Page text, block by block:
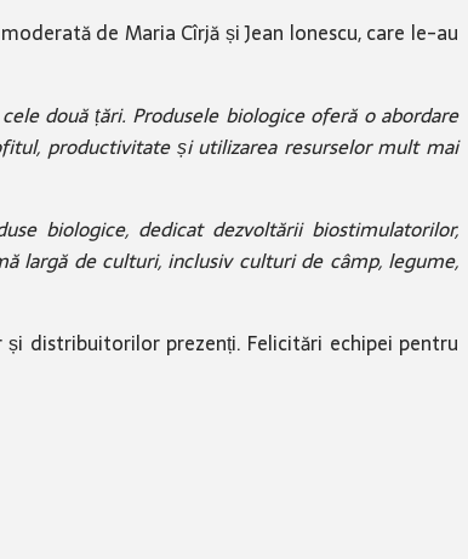
de Maria Cîrjă și Jean lonescu, care le-au
două țări. Produsele biologice oferă o abordare
productivitate și utilizarea resurselor mult mai
biologice, dedicat dezvoltării biostimulatorilor,
largă de culturi, inclusiv culturi de câmp, legume,
distribuitorilor prezenți. Felicitări echipei pentru